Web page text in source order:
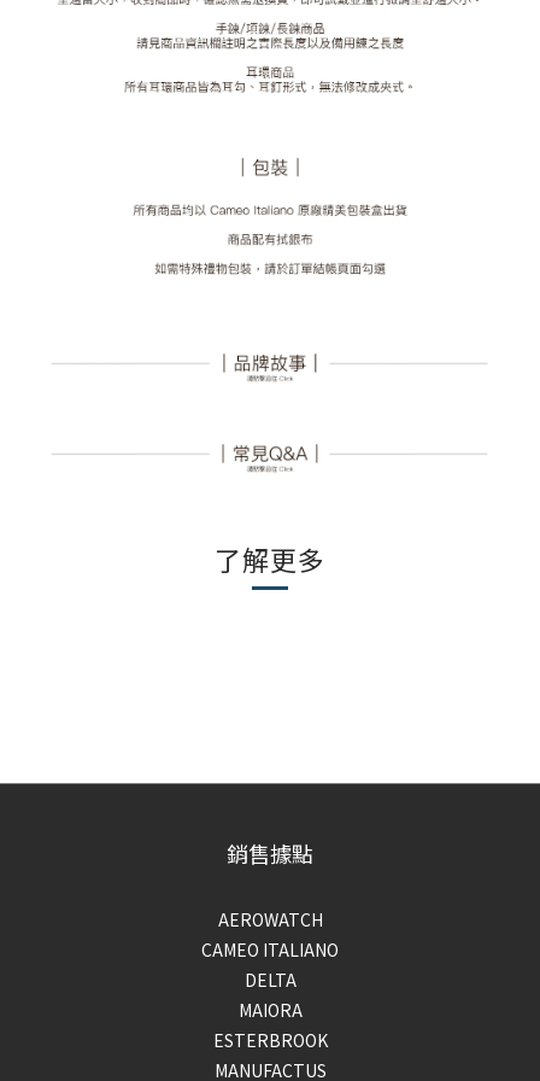
了解更多
銷售據點
AEROWATCH
CAMEO ITALIANO
DELTA
MAIORA
ESTERBROOK
MANUFACTUS